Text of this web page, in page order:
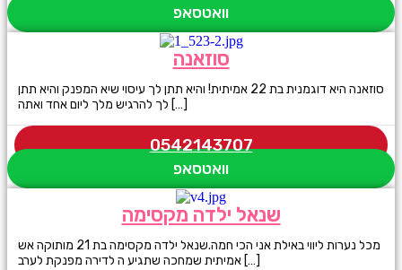
וואטסאפ
סוזאנה
סוזאנה היא דוגמנית בת 22 אמיתית! והיא תתן לך עיסוי שיא המפנק והיא תתן
לך להרגיש מלך ליום אחד ואתה […]
0542143707
וואטסאפ
שנאל ילדה מקסימה
מכל נערות ליווי באילת אני הכי חמה.שנאל ילדה מקסימה בת 21 מותוקה אש
אמיתית שמחכה שתגיע ה לדירה מפנקת לערב […]